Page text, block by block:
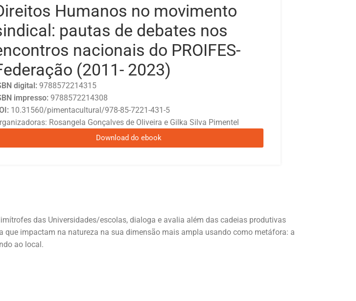
Humanos no movimento
pautas de debates nos
nacionais do PROIFES-
(2011- 2023)
digital: 9788572214315
impresso: 9788572214308
10.31560/pimentacultural/978-85-7221-431-5
Rosangela Gonçalves de Oliveira e Gilka Silva Pimentel
Download do ebook
das Universidades/escolas, dialoga e avalia além das cadeias produtivas
impactam na natureza na sua dimensão mais ampla usando como metáfora: a